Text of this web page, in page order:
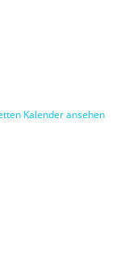
Kalender ansehen